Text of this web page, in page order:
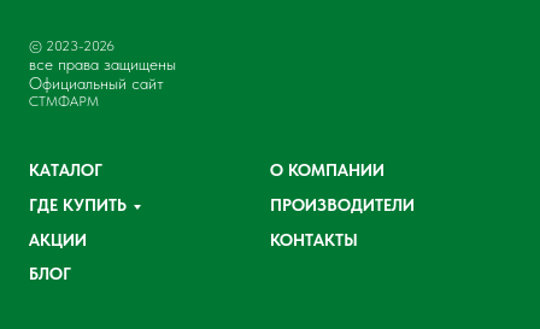
© 2023-2026
все права защищены
Официальный сайт
СТМФАРМ
КАТАЛОГ
ГДЕ КУПИТЬ
АКЦИИ
БЛОГ
О КОМПАНИИ
ПРОИЗВОДИТЕЛИ
КОНТАКТЫ